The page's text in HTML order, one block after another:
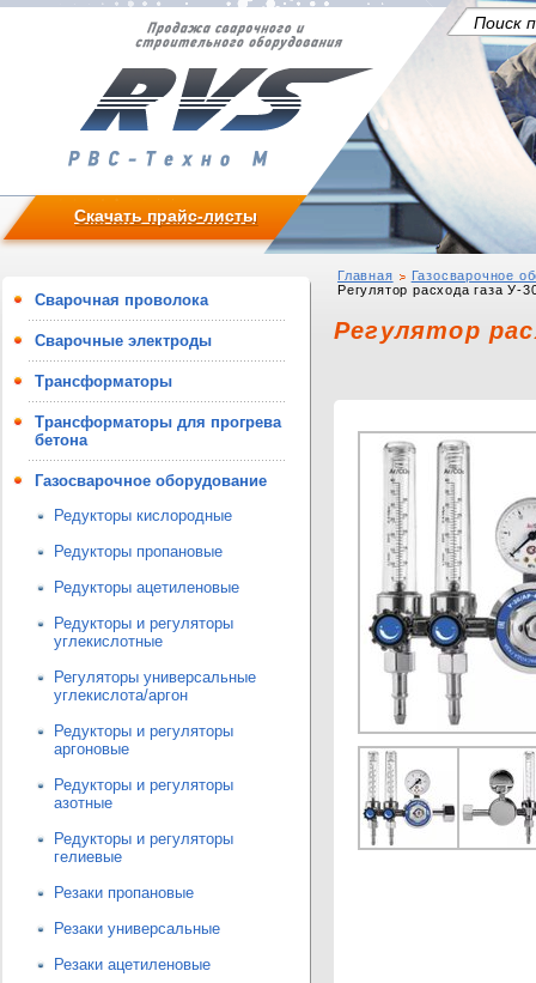
Скачать прайс-листы
Сварочная проволока
Сварочные электроды
Трансформаторы
Трансформаторы для прогрева
бетона
Газосварочное оборудование
Редукторы кислородные
Редукторы пропановые
Редукторы ацетиленовые
Редукторы и регуляторы
углекислотные
Регуляторы универсальные
углекислота/аргон
Редукторы и регуляторы
аргоновые
Редукторы и регуляторы
азотные
Редукторы и регуляторы
гелиевые
Резаки пропановые
Резаки универсальные
Резаки ацетиленовые
Главная
Газосварочное
Регулятор расхода газа У-
Регулятор